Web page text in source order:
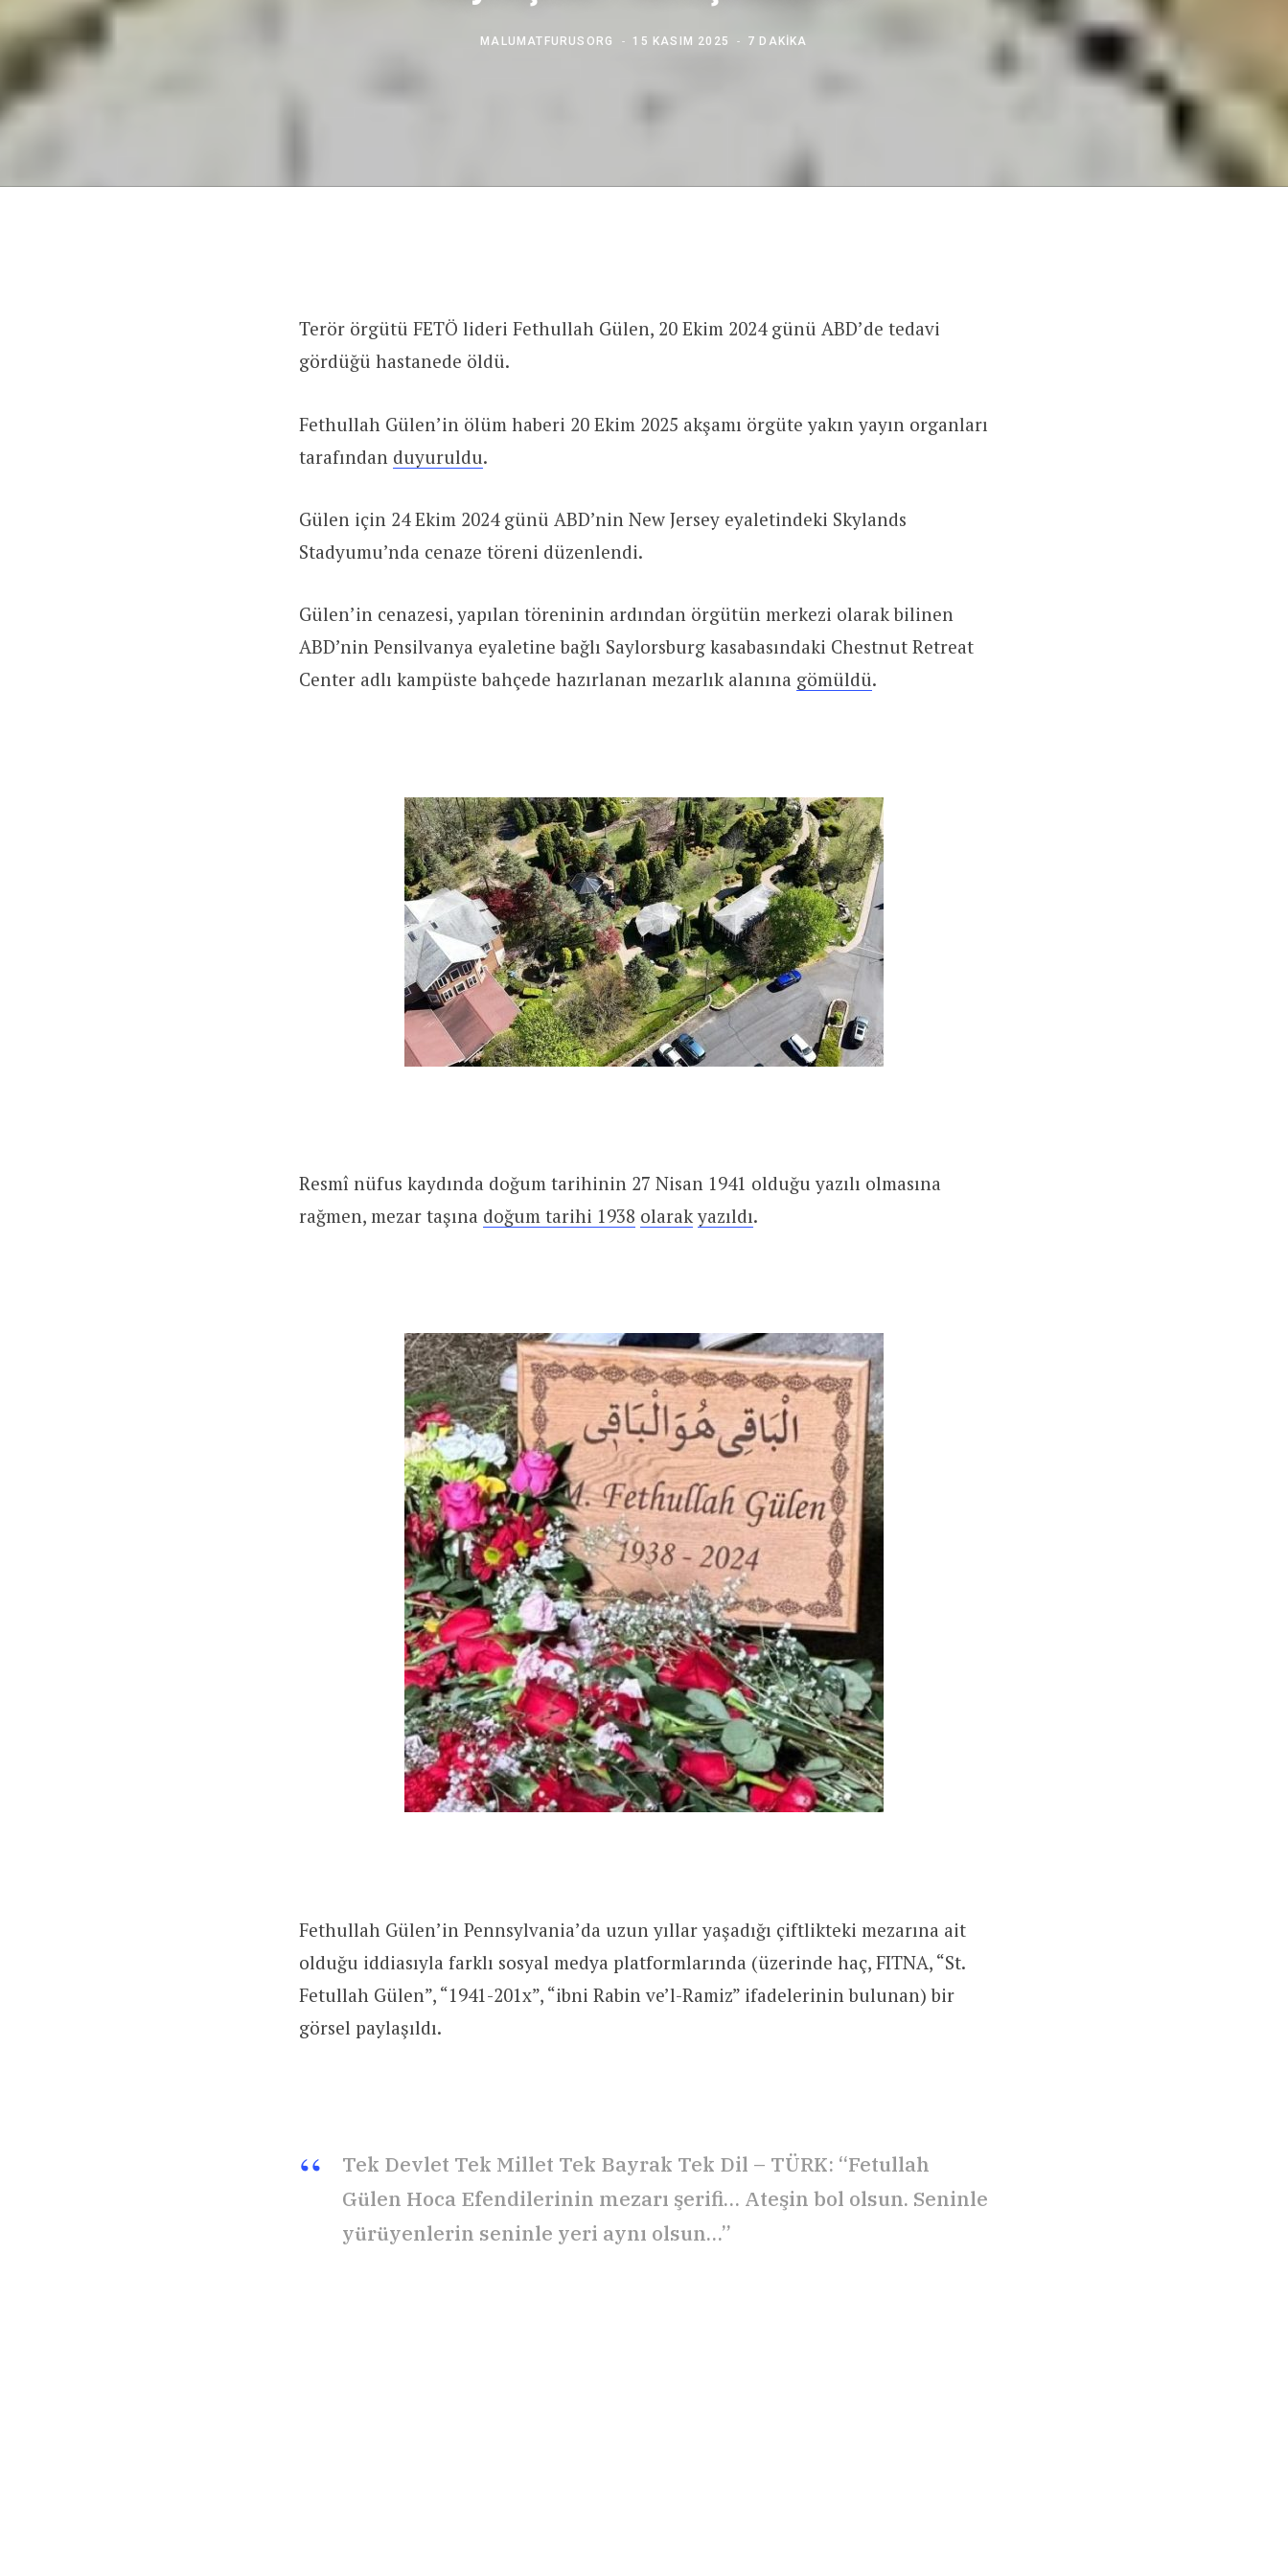
MALUMATFURUSORG 15 KASIM 2025 7 DAKIKA
Terör örgütü FETÖ lideri Fethullah Gülen, 20 Ekim 2024 günü ABD’de tedavi
gördüğü hastanede öldü.
Fethullah Gülen’in ölüm haberi 20 Ekim 2025 akşamı örgüte yakın yayın organları
tarafından duyuruldu.
Gülen için 24 Ekim 2024 günü ABD’nin New Jersey eyaletindeki Skylands
Stadyumu’nda cenaze töreni düzenlendi.
Gülen’in cenazesi, yapılan töreninin ardından örgütün merkezi olarak bilinen
ABD’nin Pensilvanya eyaletine bağlı Saylorsburg kasabasındaki Chestnut Retreat
Center adlı kampüste bahçede hazırlanan mezarlık alanına gömüldü.
Resmî nüfus kaydında doğum tarihinin 27 Nisan 1941 olduğu yazılı olmasına
rağmen, mezar taşına doğum tarihi 1938 olarak yazıldı.
Fethullah Gülen’in Pennsylvania’da uzun yıllar yaşadığı çiftlikteki mezarına ait
olduğu iddiasıyla farklı sosyal medya platformlarında (üzerinde haç, FITNA, “St.
Fetullah Gülen”, “1941-201x”, “ibni Rabin ve’l-Ramiz” ifadelerinin bulunan) bir
görsel paylaşıldı.
Tek Devlet Tek Millet Tek Bayrak Tek Dil – TÜRK: “Fetullah
Gülen Hoca Efendilerinin mezarı şerifi… Ateşin bol olsun. Seninle
yürüyenlerin seninle yeri aynı olsun…”